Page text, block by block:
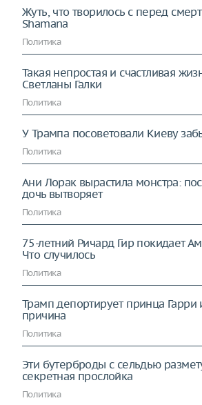
Жуть, что творилось с перед
Shamanа
Политика
Такая непростая и счастливая
Светланы Галки
Политика
У Трампа посоветовали Киеву
Политика
Ани Лорак вырастила монстра:
дочь вытворяет
Политика
75-летний Ричард Гир покидает
Что случилось
Политика
Трамп депортирует принца Гарри
причина
Политика
Эти бутерброды с сельдью
секретная прослойка
Политика